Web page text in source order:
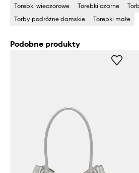
Torebki wieczorowe
Torebki czarne
Torby podróżne damskie
Torebki małe
Podobne produkty